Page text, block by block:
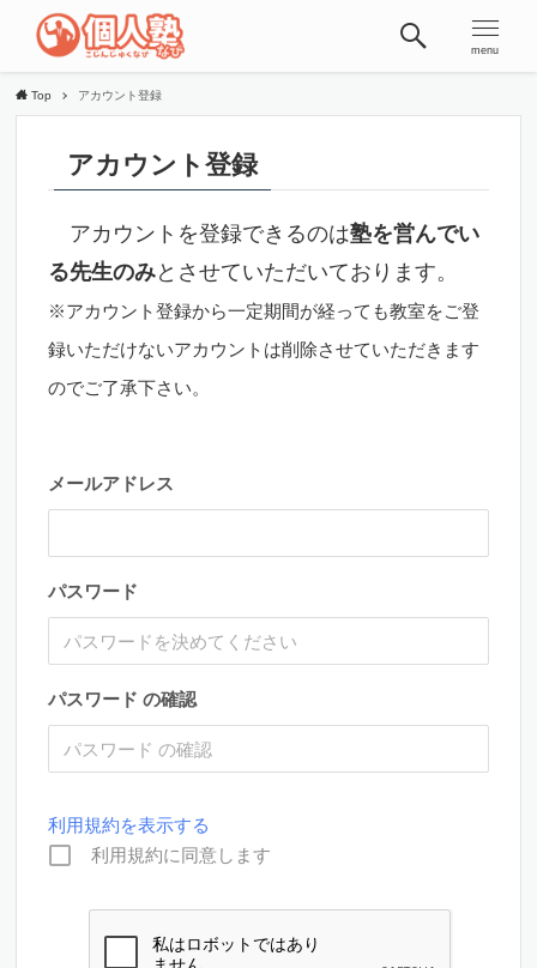
menu
Top アカウント登録
アカウント登録
アカウントを登録できるのは塾を営んでい
る先生のみとさせていただいております。
※アカウント登録から一定期間が経っても教室をご登
録いただけないアカウントは削除させていただきます
のでご了承下さい。
メールアドレス
パスワード
パスワード の確認
利用規約を表示する
利用規約に同意します